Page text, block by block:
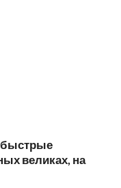
быстрые
великах, на